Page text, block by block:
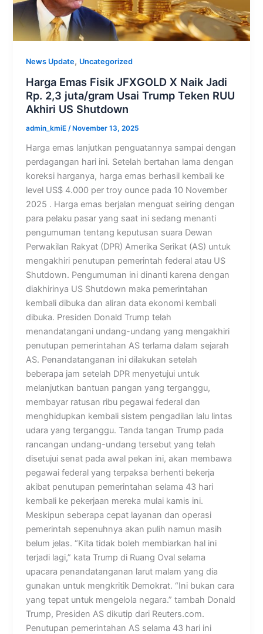
News Update, Uncategorized
Harga Emas Fisik JFXGOLD X Naik Jadi
Rp. 2,3 juta/gram Usai Trump Teken RUU
Akhiri US Shutdown
admin_kmiE /November 13, 2025
Harga emas lanjutkan penguatannya sampai dengan
perdagangan hari ini. Setelah bertahan lama dengan
koreksi harganya, harga emas berhasil kembali ke
level US$ 4.000 per troy ounce pada 10 November
2025 . Harga emas berjalan menguat seiring dengan
para pelaku pasar yang saat ini sedang menanti
pengumuman tentang keputusan suara Dewan
Perwakilan Rakyat (DPR) Amerika Serikat (AS) untuk
mengakhiri penutupan pemerintah federal atau US
Shutdown. Pengumuman ini dinanti karena dengan
diakhirinya US Shutdown maka pemerintahan
kembali dibuka dan aliran data ekonomi kembali
dibuka. Presiden Donald Trump telah
menandatangani undang-undang yang mengakhiri
penutupan pemerintahan AS terlama dalam sejarah
AS. Penandatanganan ini dilakukan setelah
beberapa jam setelah DPR menyetujui untuk
melanjutkan bantuan pangan yang terganggu,
membayar ratusan ribu pegawai federal dan
menghidupkan kembali sistem pengadilan lalu lintas
udara yang terganggu. Tanda tangan Trump pada
rancangan undang-undang tersebut yang telah
disetujui senat pada awal pekan ini, akan membawa
pegawai federal yang terpaksa berhenti bekerja
akibat penutupan pemerintahan selama 43 hari
kembali ke pekerjaan mereka mulai kamis ini.
Meskipun seberapa cepat layanan dan operasi
pemerintah sepenuhnya akan pulih namun masih
belum jelas. “Kita tidak boleh membiarkan hal ini
terjadi lagi,” kata Trump di Ruang Oval selama
upacara penandatanganan larut malam yang dia
gunakan untuk mengkritik Demokrat. “Ini bukan cara
yang tepat untuk mengelola negara.” tambah Donald
Trump, Presiden AS dikutip dari Reuters.com.
Penutupan pemerintahan AS selama 43 hari ini